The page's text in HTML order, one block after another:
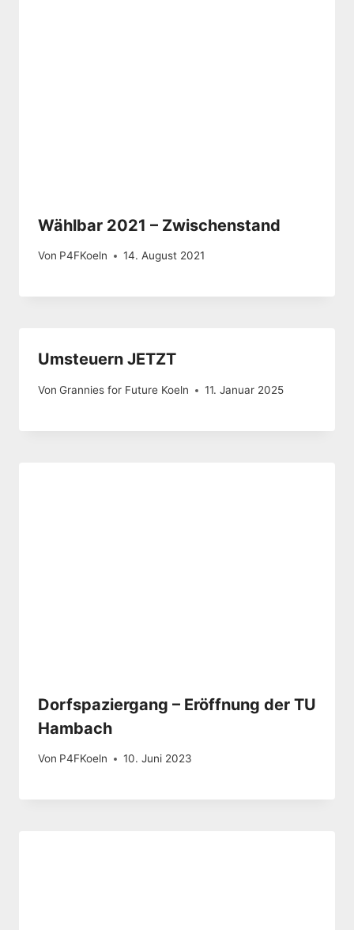
Wählbar 2021 – Zwischenstand
Von P4FKoeln 14. August 2021
Umsteuern JETZT
Von Grannies for Future Koeln 11. Januar 2025
Dorfspaziergang – Eröffnung der TU
Hambach
Von P4FKoeln 10. Juni 2023